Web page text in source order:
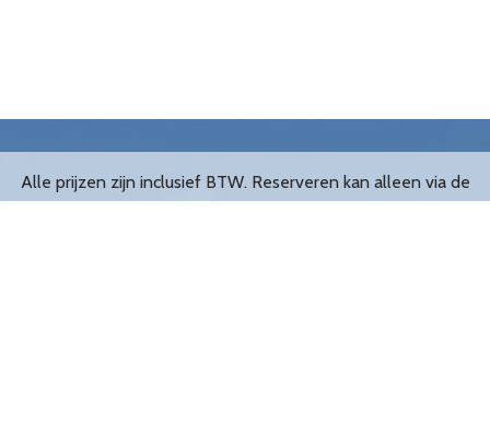
Alle prijzen zijn inclusief BTW. Reserveren kan alleen via de
website.